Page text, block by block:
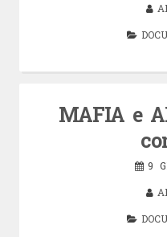
MAFIA e
9